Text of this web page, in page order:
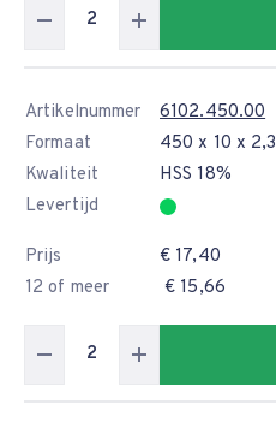
Artikelnummer
6102.450.00
Formaat
450 x 10 x 2,3
Kwaliteit
HSS 18%
Levertijd
Prijs
€ 17,40
12 of meer
€ 15,66